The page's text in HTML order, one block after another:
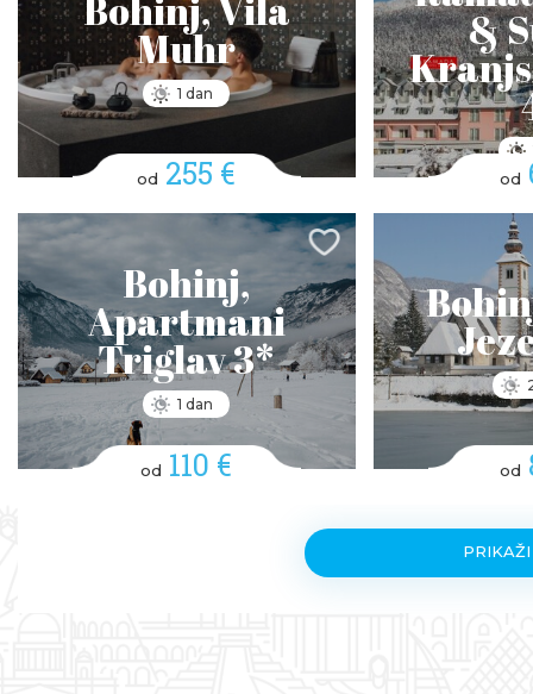
Muhr
1 dan
od 255 €
&
od
Bohinj,
Apartmani
Triglav 3*
1 dan
od 110 € od
PRIKAŽI